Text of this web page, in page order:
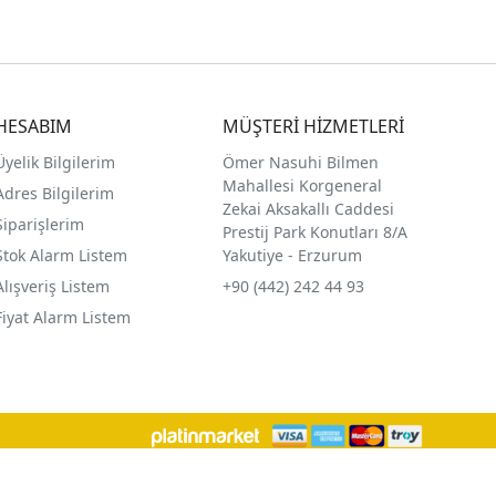
Bilgilerim
Bilgilerim
Alarm Listem
Listem
Alarm Listem
MÜŞTERİ HİZMETLERİ
Ömer Nasuhi Bilmen
Mahallesi Korgeneral
Zekai Aksakallı Caddesi
Prestij Park Konutları 8/A
Yakutiye - Erzurum
+90 (442) 242 44 93